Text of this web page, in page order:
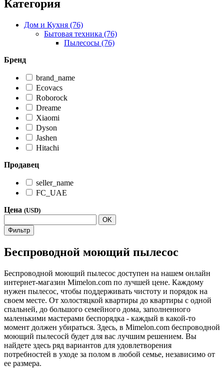
Категория
Дом и Кухня (76)
Бытовая техника (76)
Пылесосы (76)
Бренд
brand_name
Ecovacs
Roborock
Dreame
Xiaomi
Dyson
Jashen
Hitachi
Продавец
seller_name
FC_UAE
Цена (USD)
OK
Фильтр
Беспроводной моющий пылесос
Беспроводной моющий пылесос доступен на нашем онлайн
интернет-магазин Mimelon.com по лучшей цене. Каждому
нужен пылесос, чтобы поддерживать чистоту и порядок на
своем месте. От холостяцкой квартиры до квартиры с одной
спальней, до большого семейного дома, заполненного
маленькими мастерами беспорядка - каждый в какой-то
момент должен убираться. Здесь, в Mimelon.com беспроводной
моющий пылесосй будет для вас лучшим решением. Вы
найдете здесь ряд вариантов для удовлетворения
потребностей в уходе за полом в любой семье, независимо от
ее размера.